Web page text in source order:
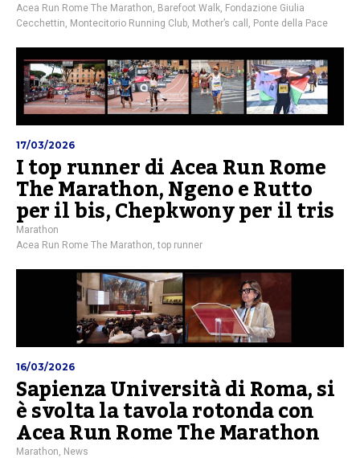
Acea Run Rome The Marathon, Barefoot Walk, Fondazione Giulia
Cecchettin, Montecitorio Running Club, Mother’s call , Ponte della Pace
17/03/2026
I top runner di Acea Run Rome
The Marathon, Ngeno e Rutto
per il bis, Chepkwony per il tris
Marathon
Acea Run Rome The Marathon,top runner
16/03/2026
Sapienza Università di Roma, si
è svolta la tavola rotonda con
Acea Run Rome The Marathon
Marathon News